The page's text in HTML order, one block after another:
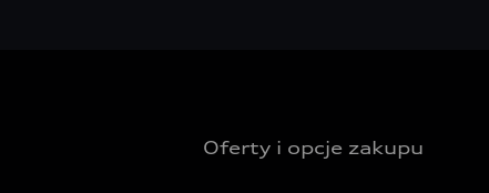
Oferty i opcje zakupu